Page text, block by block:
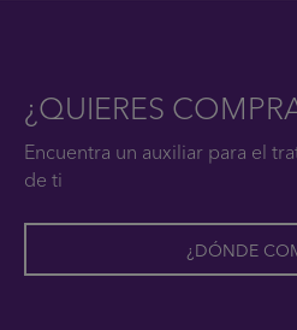
¿QUIERES
Encuentra un auxiliar para el
de ti
¿DÓNDE